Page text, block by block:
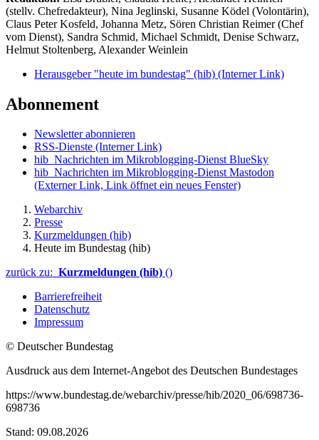
(stellv. Chefredakteur), Nina Jeglinski, Susanne Ködel (Volontärin),
Claus Peter Kosfeld, Johanna Metz, Sören Christian Reimer (Chef
vom Dienst), Sandra Schmid, Michael Schmidt, Denise Schwarz,
Helmut Stoltenberg, Alexander Weinlein
Herausgeber "heute im bundestag" (hib) (Interner Link)
Abonnement
Newsletter abonnieren
RSS-Dienste (Interner Link)
hib_Nachrichten im Mikroblogging-Dienst BlueSky
hib_Nachrichten im Mikroblogging-Dienst Mastodon
(Externer Link, Link öffnet ein neues Fenster)
Webarchiv
Presse
Kurzmeldungen (hib)
Heute im Bundestag (hib)
zurück zu: Kurzmeldungen (hib) ()
Barrierefreiheit
Datenschutz
Impressum
© Deutscher Bundestag
Ausdruck aus dem Internet-Angebot des Deutschen Bundestages
https://www.bundestag.de/webarchiv/presse/hib/2020_06/698736-
698736
Stand: 09.08.2026